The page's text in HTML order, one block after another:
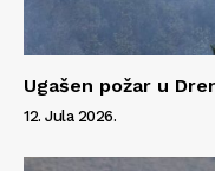
Ugašen požar u
12. Jula 2026.